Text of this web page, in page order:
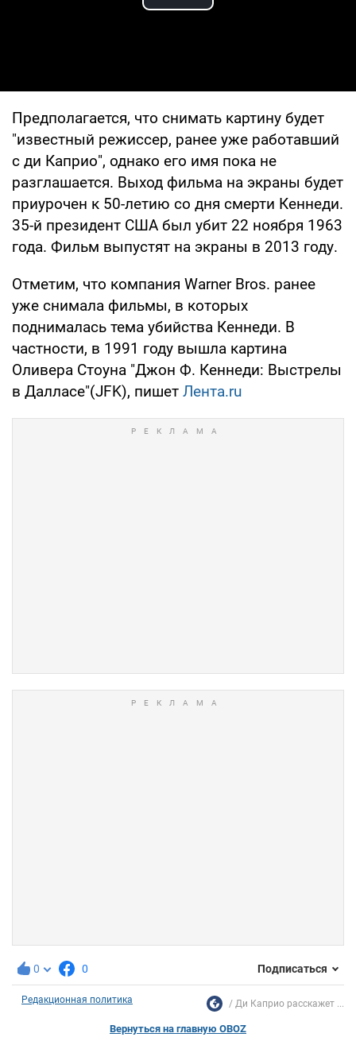
Play Video
Предполагается, что снимать картину будет
"известный режиссер, ранее уже работавший
с ди Каприо", однако его имя пока не
разглашается. Выход фильма на экраны будет
приурочен к 50-летию со дня смерти Кеннеди.
35-й президент США был убит 22 ноября 1963
года. Фильм выпустят на экраны в 2013 году.
Отметим, что компания Warner Bros. ранее
уже снимала фильмы, в которых
поднималась тема убийства Кеннеди. В
частности, в 1991 году вышла картина
Оливера Стоуна "Джон Ф. Кеннеди: Выстрелы
в Далласе"(JFK), пишет Лента.ru
0 0 Подписаться
Редакционная политика Ди Каприо расскажет ...
Вернуться на главную OBOZ